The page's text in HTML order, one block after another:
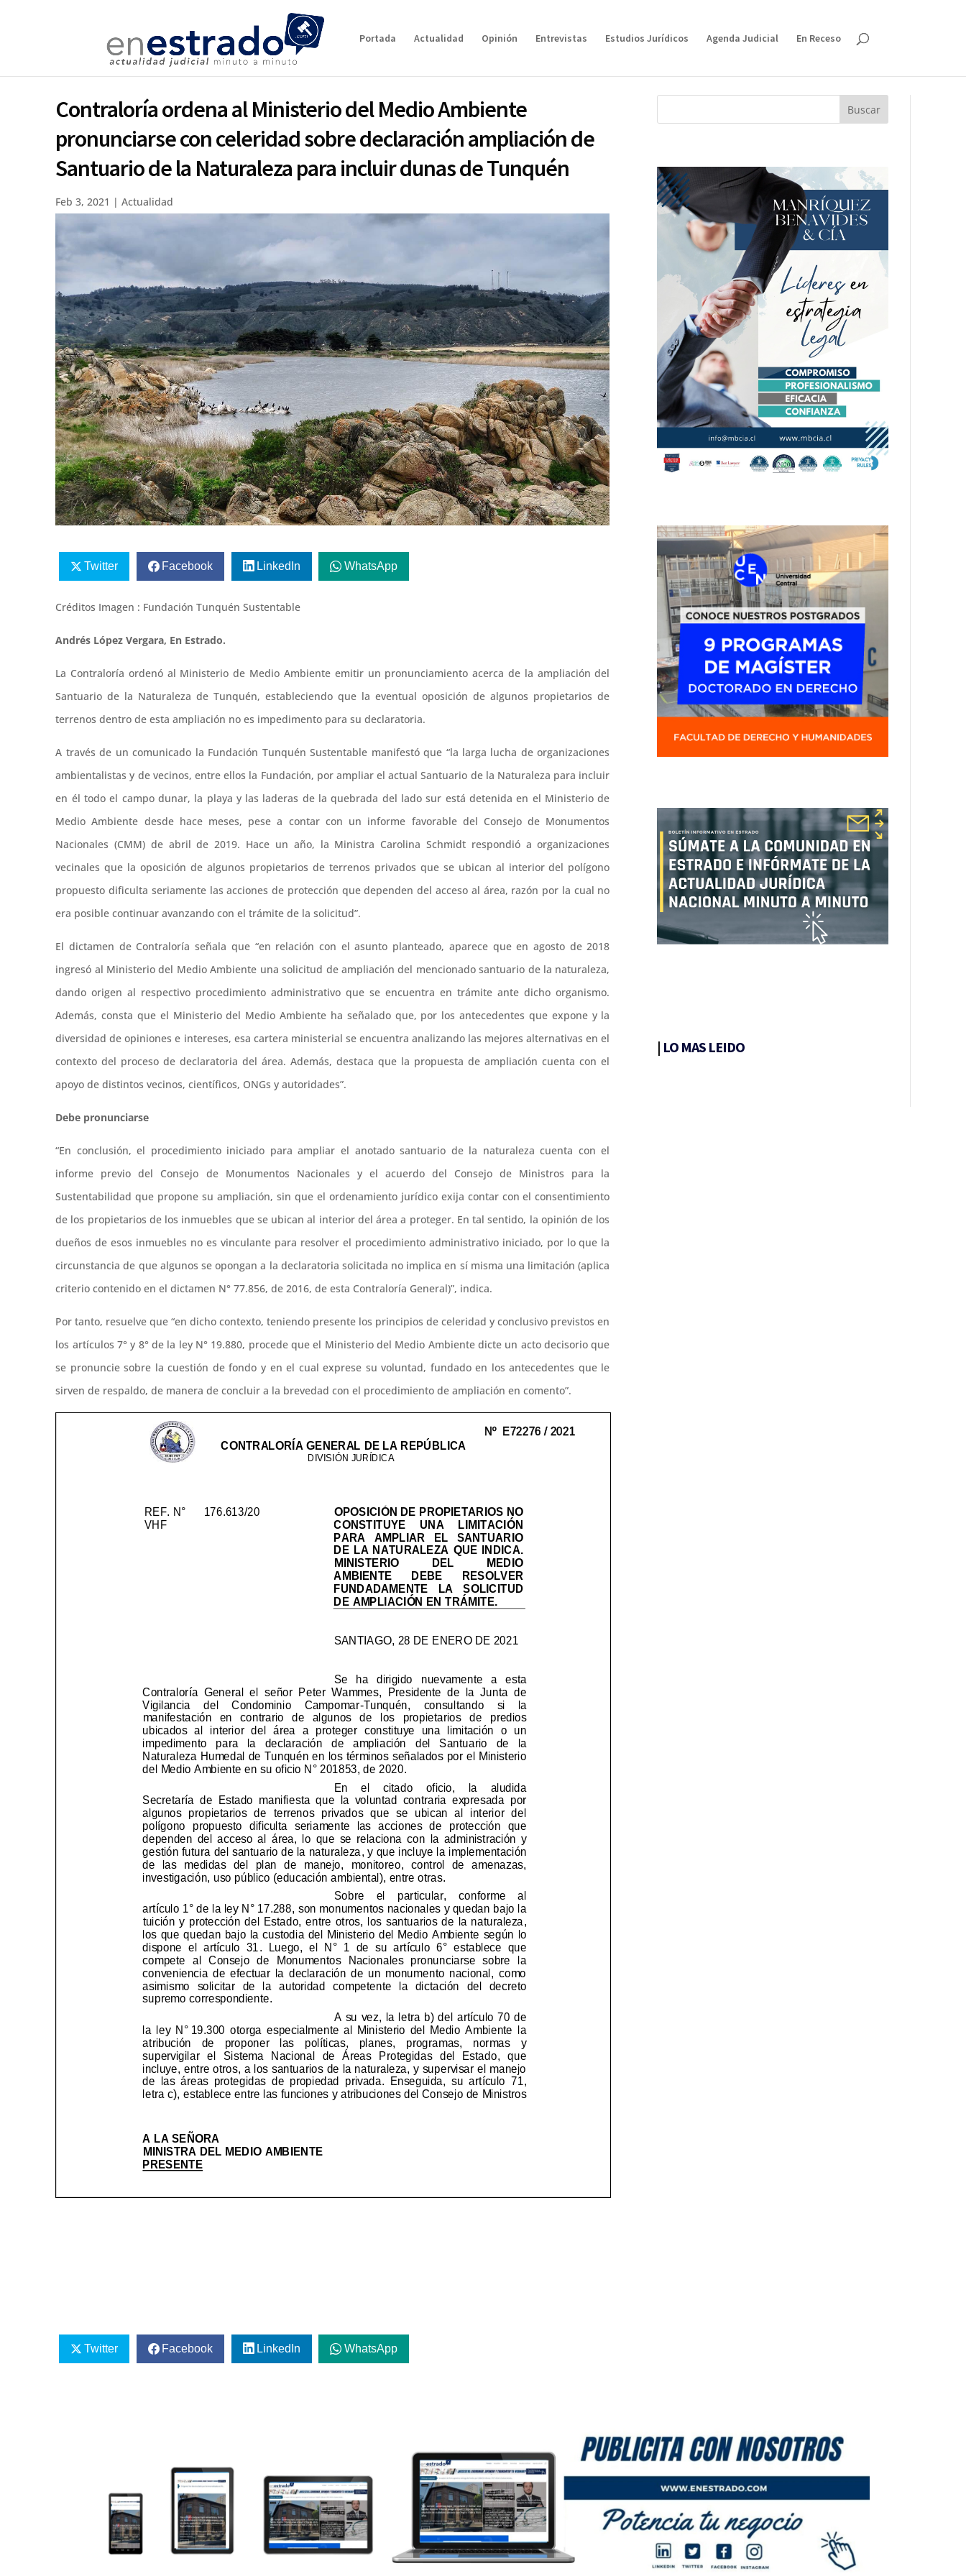
Portada Actualidad Opinión Entrevistas Estudios Jurídicos Agenda Judicial En Receso
Contraloría ordena al Ministerio del Medio Ambiente
pronunciarse con celeridad sobre declaración ampliación de
Santuario de la Naturaleza para incluir dunas de Tunquén
Feb 3, 2021 |Actualidad
Twitter Facebook LinkedIn WhatsApp
Créditos Imagen : Fundación Tunquén Sustentable
Andrés López Vergara, En Estrado.
La Contraloría ordenó al Ministerio de Medio Ambiente emitir un pronunciamiento acerca de la ampliación del
Santuario de la Naturaleza de Tunquén, estableciendo que la eventual oposición de algunos propietarios de
terrenos dentro de esta ampliación no es impedimento para su declaratoria.
A través de un comunicado la Fundación Tunquén Sustentable manifestó que “la larga lucha de organizaciones
ambientalistas y de vecinos, entre ellos la Fundación, por ampliar el actual Santuario de la Naturaleza para incluir
en él todo el campo dunar, la playa y las laderas de la quebrada del lado sur está detenida en el Ministerio de
Medio Ambiente desde hace meses, pese a contar con un informe favorable del Consejo de Monumentos
Nacionales (CMM) de abril de 2019. Hace un año, la Ministra Carolina Schmidt respondió a organizaciones
vecinales que la oposición de algunos propietarios de terrenos privados que se ubican al interior del polígono
propuesto dificulta seriamente las acciones de protección que dependen del acceso al área, razón por la cual no
era posible continuar avanzando con el trámite de la solicitud”.
El dictamen de Contraloría señala que “en relación con el asunto planteado, aparece que en agosto de 2018
ingresó al Ministerio del Medio Ambiente una solicitud de ampliación del mencionado santuario de la naturaleza,
dando origen al respectivo procedimiento administrativo que se encuentra en trámite ante dicho organismo.
Además, consta que el Ministerio del Medio Ambiente ha señalado que, por los antecedentes que expone y la
diversidad de opiniones e intereses, esa cartera ministerial se encuentra analizando las mejores alternativas en el
contexto del proceso de declaratoria del área. Además, destaca que la propuesta de ampliación cuenta con el
apoyo de distintos vecinos, científicos, ONGs y autoridades”.
Debe pronunciarse
“En conclusión, el procedimiento iniciado para ampliar el anotado santuario de la naturaleza cuenta con el
informe previo del Consejo de Monumentos Nacionales y el acuerdo del Consejo de Ministros para la
Sustentabilidad que propone su ampliación, sin que el ordenamiento jurídico exija contar con el consentimiento
de los propietarios de los inmuebles que se ubican al interior del área a proteger. En tal sentido, la opinión de los
dueños de esos inmuebles no es vinculante para resolver el procedimiento administrativo iniciado, por lo que la
circunstancia de que algunos se opongan a la declaratoria solicitada no implica en sí misma una limitación (aplica
criterio contenido en el dictamen N° 77.856, de 2016, de esta Contraloría General)”, indica.
Por tanto, resuelve que “en dicho contexto, teniendo presente los principios de celeridad y conclusivo previstos en
los artículos 7° y 8° de la ley N° 19.880, procede que el Ministerio del Medio Ambiente dicte un acto decisorio que
se pronuncie sobre la cuestión de fondo y en el cual exprese su voluntad, fundado en los antecedentes que le
sirven de respaldo, de manera de concluir a la brevedad con el procedimiento de ampliación en comento”.
Twitter Facebook LinkedIn WhatsApp
| LO MAS LEIDO